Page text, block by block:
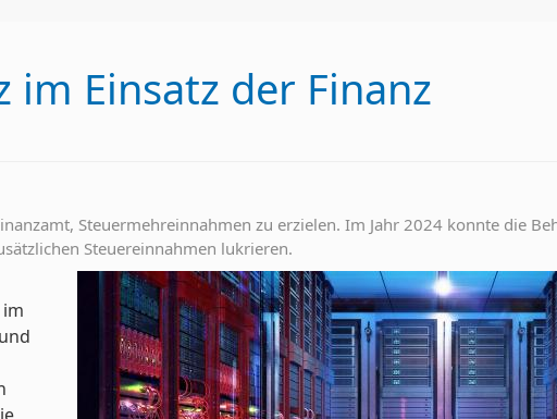
Einsatz der Finanz
Steuermehreinnahmen zu erzielen. Im Jahr 2024 konnte die
Steuereinnahmen lukrieren.